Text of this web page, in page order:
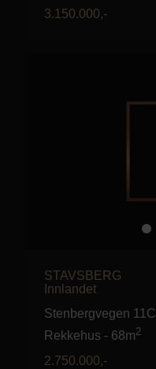
3.150.000,-
STAVSBERG
Innlandet
Stenbergvegen 11C
Rekkehus - 68m2
2.750.000,-